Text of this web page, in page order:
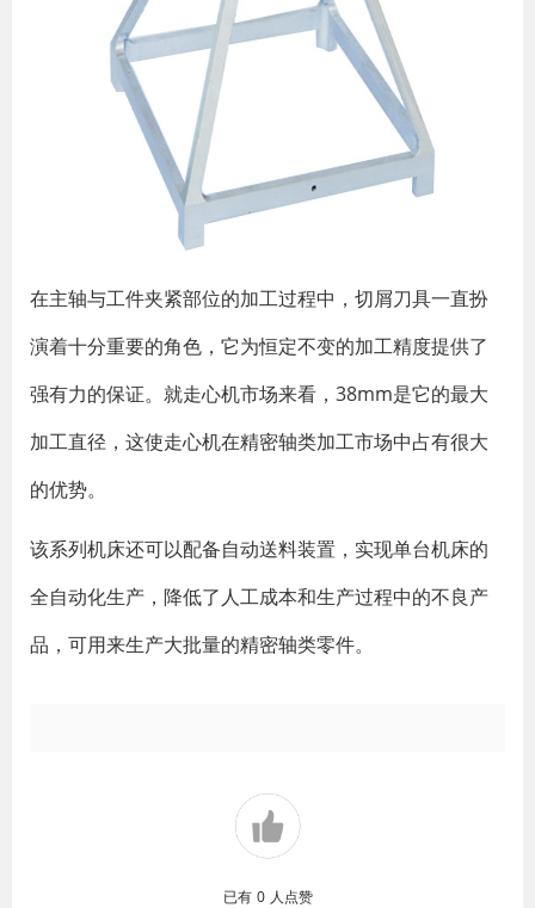
在主轴与工件夹紧部位的加工过程中，切屑刀具一直扮
演着十分重要的角色，它为恒定不变的加工精度提供了
强有力的保证。就走心机市场来看，38mm是它的最大
加工直径，这使走心机在精密轴类加工市场中占有很大
的优势。
该系列机床还可以配备自动送料装置，实现单台机床的
全自动化生产，降低了人工成本和生产过程中的不良产
品，可用来生产大批量的精密轴类零件。
已有 0 人点赞